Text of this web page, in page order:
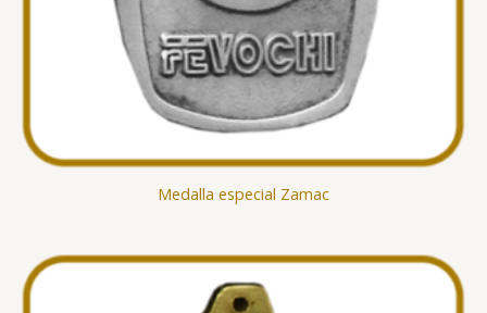
Medalla especial Zamac